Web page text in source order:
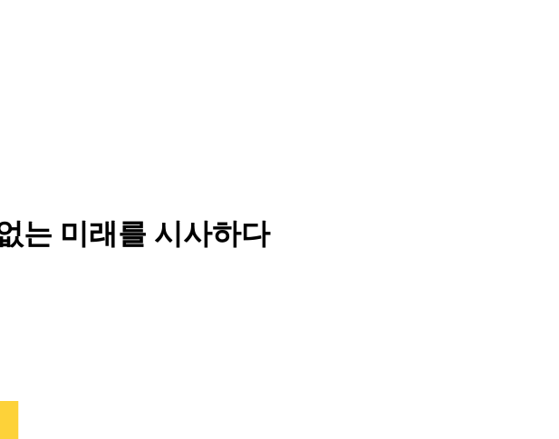
는 미래를 시사하다